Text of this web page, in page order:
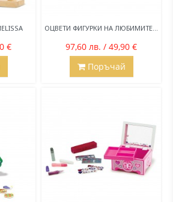
€
ОЦВЕТИ ФИГУРКИ НА ЛЮБИМИТЕ...
97,60 лв. / 49,90 €
Поръчай